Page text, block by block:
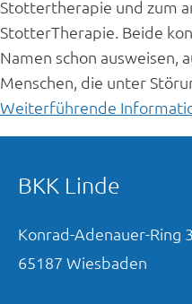
Stottertherapie und zum
StotterTherapie. Beide
Namen schon ausweisen,
Menschen, die unter
Weiterführende
BKK Linde
Konrad-Adenauer-Ring
65187 Wiesbaden